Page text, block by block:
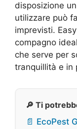
disposizione
utilizzare può
imprevisti.
compagno
che serve per
tranquillità e in
🔎 Ti
📄 EcoPest